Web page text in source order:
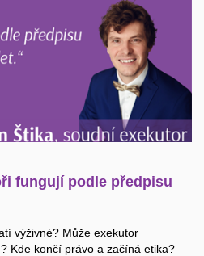
fungují podle předpisu
výživné? Může exekutor
Kde končí právo a začíná etika?